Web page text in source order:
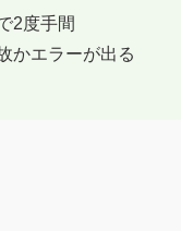
2度手間
かエラーが出る